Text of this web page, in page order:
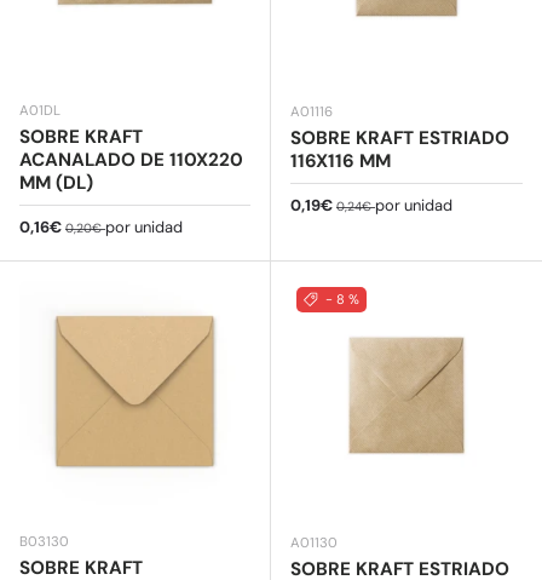
A01DL
SOBRE KRAFT
ACANALADO DE 110X220
MM (DL)
Precio de venta
0,16€ Precio normal
0,20€por unidad
A01116
SOBRE KRAFT ESTRIADO
116X116 MM
Precio de venta
0,19€ Precio normal
0,24€por unidad
B03130
SOBRE KRAFT
- 8 %
A01130
SOBRE KRAFT ESTRIADO